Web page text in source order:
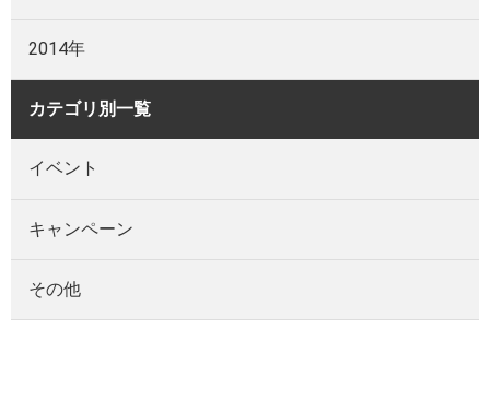
2014年
カテゴリ別一覧
イベント
キャンペーン
その他